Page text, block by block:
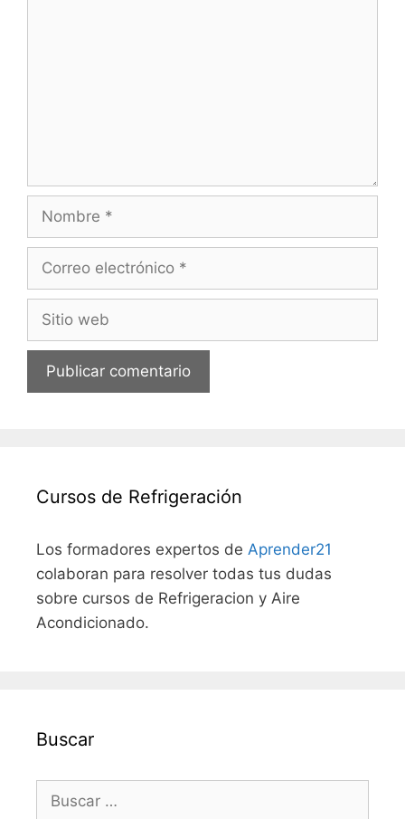
Nombre
Correo
Sitio
Cursos de Refrigeración
Los formadores expertos de Aprender21
colaboran para resolver todas tus dudas
sobre cursos de Refrigeracion y Aire
Acondicionado.
Buscar
Buscar: